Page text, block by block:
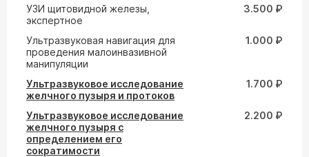
УЗИ щитовидной железы,
экспертное
3.500 ₽
Ультразвуковая навигация для
проведения малоинвазивной
манипуляции
1.000 ₽
Ультразвуковое исследование
желчного пузыря и протоков
1.700 ₽
Ультразвуковое исследование
желчного пузыря с
определением его
сократимости
2.200 ₽